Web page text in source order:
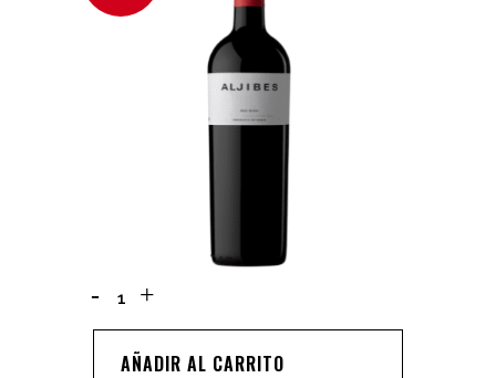
ALJIBES
quantityAÑADIR AL CARRITO